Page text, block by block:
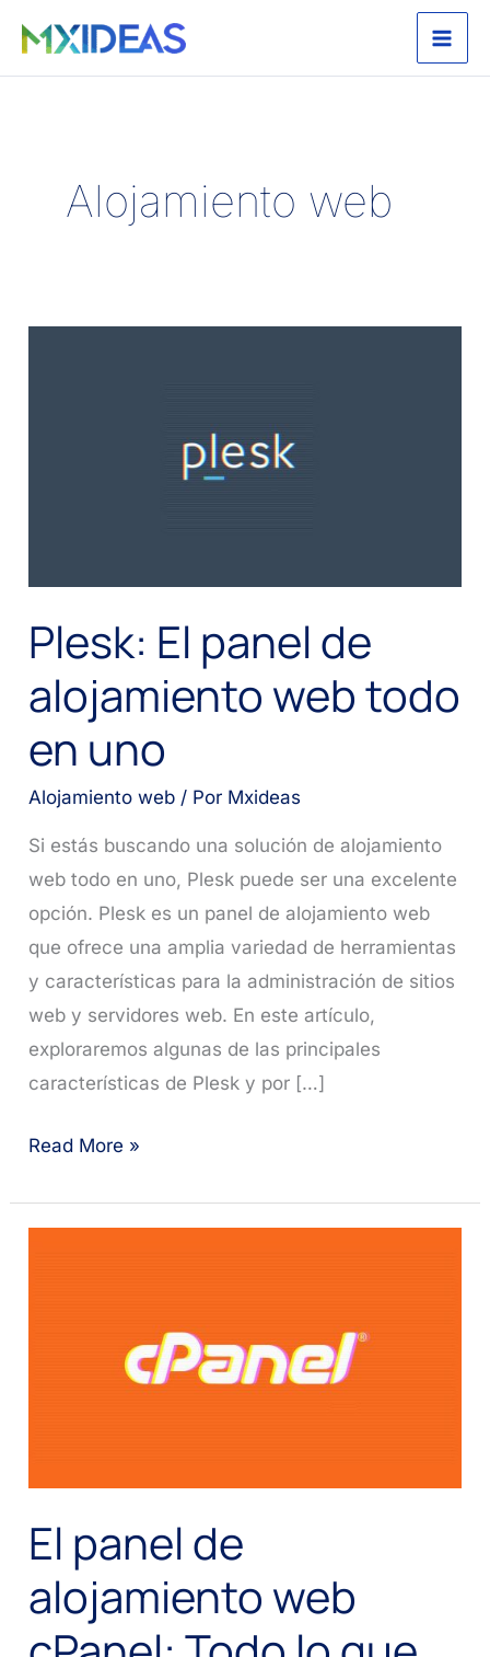
contenido
Alojamiento web
Plesk: El panel de
alojamiento web todo
en uno
Alojamiento web / Por Mxideas
Si estás buscando una solución de alojamiento
web todo en uno, Plesk puede ser una excelente
opción. Plesk es un panel de alojamiento web
que ofrece una amplia variedad de herramientas
y características para la administración de sitios
web y servidores web. En este artículo,
exploraremos algunas de las principales
características de Plesk y por […]
Plesk:
Read More »
El panel de
alojamiento web